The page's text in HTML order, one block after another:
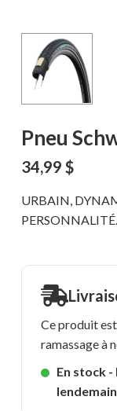
Pneu
34,99 $
URBAIN,
PERSONNALITÉ.
Ce produit
ramassage à
En stock -